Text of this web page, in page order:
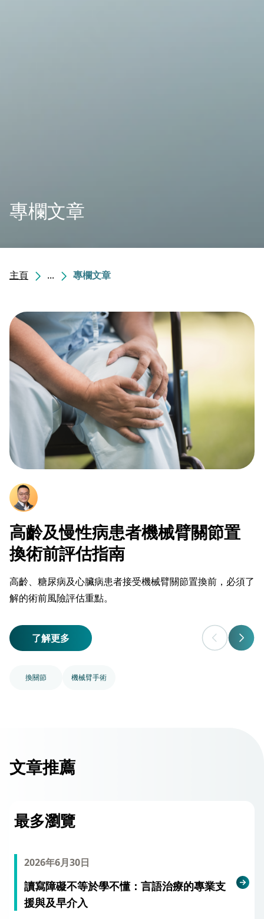
專欄文章
主頁 ... 專欄文章
高齡及慢性病患者機械臂關節置
換術前評估指南
高齡、糖尿病及心臟病患者接受機械臂關節置換前，必須了
解的術前風險評估重點。
了解更多
換關節 機械臂手術
文章推薦
最多瀏覽
2026年6月30日
讀寫障礙不等於學不懂：言語治療的專業支
援與及早介入